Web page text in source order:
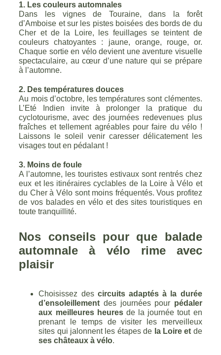
1. Les couleurs automnales
Dans les vignes de Touraine, dans la forêt
d’Amboise et sur les pistes boisées des bords de du
Cher et de la Loire, les feuillages se teintent de
couleurs chatoyantes : jaune, orange, rouge, or.
Chaque sortie en vélo devient une aventure visuelle
spectaculaire, au cœur d’une nature qui se prépare
à l’automne.
2. Des températures douces
Au mois d’octobre, les températures sont clémentes.
L’Eté Indien invite à prolonger la pratique du
cyclotourisme, avec des journées redevenues plus
fraîches et tellement agréables pour faire du vélo !
Laissons le soleil venir caresser délicatement les
visages tout en pédalant !
3. Moins de foule
A l’automne, les touristes estivaux sont rentrés chez
eux et les itinéraires cyclables de la Loire à Vélo et
du Cher à Vélo sont moins fréquentés. Vous profitez
de vos balades en vélo et des sites touristiques en
toute tranquillité.
Nos conseils pour que balade
automnale à vélo rime avec
plaisir
Choisissez des circuits adaptés à la durée
d’ensoleillement des journées pour pédaler
aux meilleures heures de la journée tout en
prenant le temps de visiter les merveilleux
sites qui jalonnent les étapes de la Loire et de
ses châteaux à vélo.